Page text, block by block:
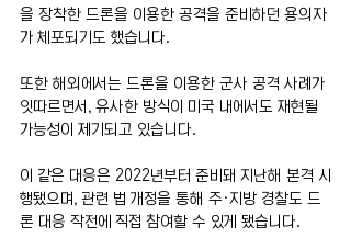
을 장착한 드론을 이용한 공격을 준비하던 용의자
가 체포되기도 했습니다.
또한 해외에서는 드론을 이용한 군사 공격 사례가
잇따르면서, 유사한 방식이 미국 내에서도 재현될
가능성이 제기되고 있습니다.
이 같은 대응은 2022년부터 준비돼 지난해 본격 시
행됐으며, 관련 법 개정을 통해 주·지방 경찰도 드
론 대응 작전에 직접 참여할 수 있게 됐습니다.